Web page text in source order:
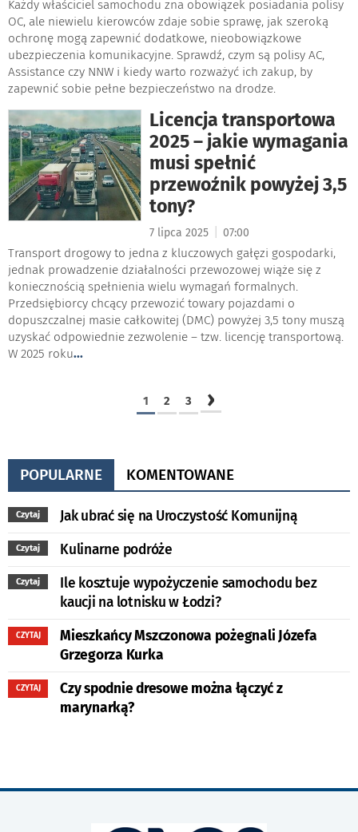
Każdy właściciel samochodu zna obowiązek posiadania polisy
OC, ale niewielu kierowców zdaje sobie sprawę, jak szeroką
ochronę mogą zapewnić dodatkowe, nieobowiązkowe
ubezpieczenia komunikacyjne. Sprawdź, czym są polisy AC,
Assistance czy NNW i kiedy warto rozważyć ich zakup, by
zapewnić sobie pełne bezpieczeństwo na drodze.
Licencja transportowa
2025 – jakie wymagania
musi spełnić
przewoźnik powyżej 3,5
tony?
7 lipca 2025 07:00
Transport drogowy to jedna z kluczowych gałęzi gospodarki,
jednak prowadzenie działalności przewozowej wiąże się z
koniecznością spełnienia wielu wymagań formalnych.
Przedsiębiorcy chcący przewozić towary pojazdami o
dopuszczalnej masie całkowitej (DMC) powyżej 3,5 tony muszą
uzyskać odpowiednie zezwolenie – tzw. licencję transportową.
W 2025 roku...
1 2 3 ›
POPULARNE KOMENTOWANE
Czytaj Jak ubrać się na Uroczystość Komunijną
Czytaj Kulinarne podróże
Czytaj
Ile kosztuje wypożyczenie samochodu bez
kaucji na lotnisku w Łodzi?
CZYTAJ
Mieszkańcy Mszczonowa pożegnali Józefa
Grzegorza Kurka
CZYTAJ
Czy spodnie dresowe można łączyć z
marynarką?